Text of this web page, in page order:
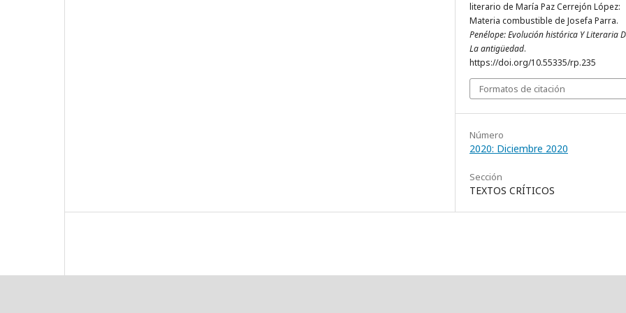
literario de María Paz Cerrejón López:
Materia combustible de Josefa Parra.
Penélope: Evolución histórica Y Literaria
La antigüedad.
https://doi.org/10.55335/rp.235
Formatos de citación
Número
2020: Diciembre 2020
Sección
TEXTOS CRÍTICOS